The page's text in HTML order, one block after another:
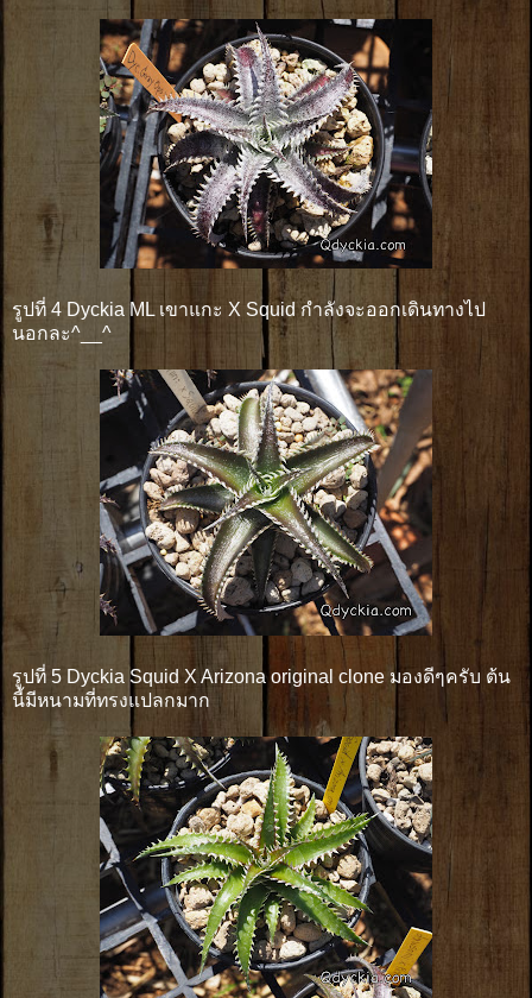
รูปที่ 4 Dyckia ML เขาแกะ X Squid กำลังจะออกเดินทางไป
นอกละ^__^
รูปที่ 5 Dyckia Squid X Arizona original clone มองดีๆครับ ต้น
นี้มีหนามที่ทรงแปลกมาก